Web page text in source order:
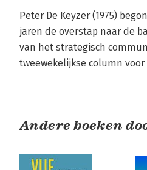
Peter De Keyzer (1975)
jaren de overstap naar de
van het strategisch
tweewekelijkse column
Andere boeken